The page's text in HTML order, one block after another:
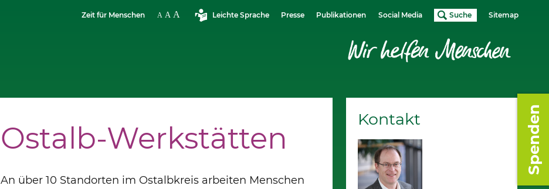
Zeit für Menschen Leichte Sprache Presse Publikationen Social Media Suche Sitemap
Ostalb-Werkstätten
An über 10 Standorten im Ostalbkreis arbeiten Menschen
Kontakt Spenden